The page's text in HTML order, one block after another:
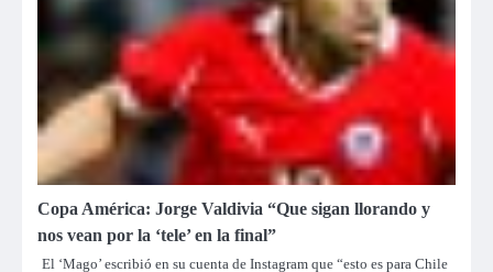
Copa América: Jorge Valdivia “Que sigan llorando y
nos vean por la ‘tele’ en la final”
El ‘Mago’ escribió en su cuenta de Instagram que “esto es para Chile